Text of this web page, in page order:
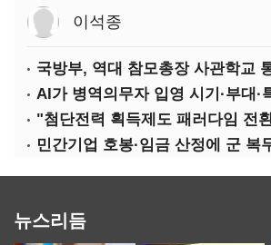
이석종
AI가 병역의무자 입영 시기·부대·
민간기업 호봉·임금 산정에 군 복
뉴스리듬